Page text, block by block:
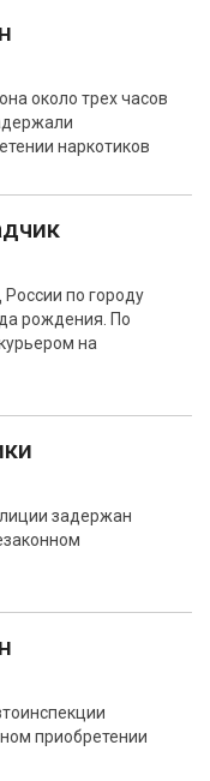
около трех часов
наркотиков
по городу
рождения. По
на
задержан
приобретении